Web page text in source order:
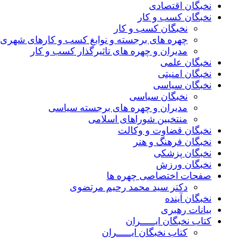
نخبگان اقتصادی
نخبگان کسب و کار
نخبگان کسب و کار
چهره های برجسته و نوابغ کسب و کارهای شهری
مدیران و چهره های تاثیرگذار کسب و کار
نخبگان علمی
نخبگان امنیتی
نخبگان سیاسی
نخبگان سیاسی
مدیران و چهره های برجسته سیاسی
منتخبین شوراهای اسلامی
نخبگان قضاوت و وکالت
نخبگان فرهنگ و هنر
نخبگان پزشکی
نخبگان ورزش
صفحات اختصاصی چهره ها
دکتر سید محمد رحیم مرتضوی
نخبگان آینده
بیانات رهبری
کتاب نخبگان ایـــــران
کتاب نخبگان ایـــــران